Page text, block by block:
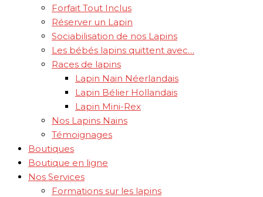
Forfait Tout Inclus
Réserver un Lapin
Sociabilisation de nos Lapins
Les bébés lapins quittent avec…
Races de lapins
Lapin Nain Néerlandais
Lapin Bélier Hollandais
Lapin Mini-Rex
Nos Lapins Nains
Témoignages
Boutiques
Boutique en ligne
Nos Services
Formations sur les lapins